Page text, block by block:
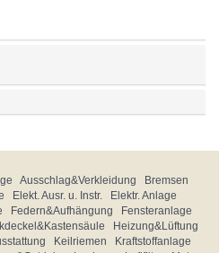
Ausschlag&Verkleidung
Bremsen
Elekt. Ausr. u. Instr.
Elektr. Anlage
Federn&Aufhängung
Fensteranlage
Heizung&Lüftung
Keilriemen
Kraftstoffanlage